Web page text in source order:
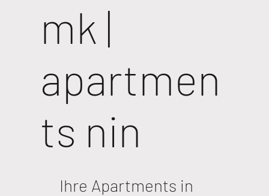
mk |
apartmen
ts nin
Ihre Apartments in